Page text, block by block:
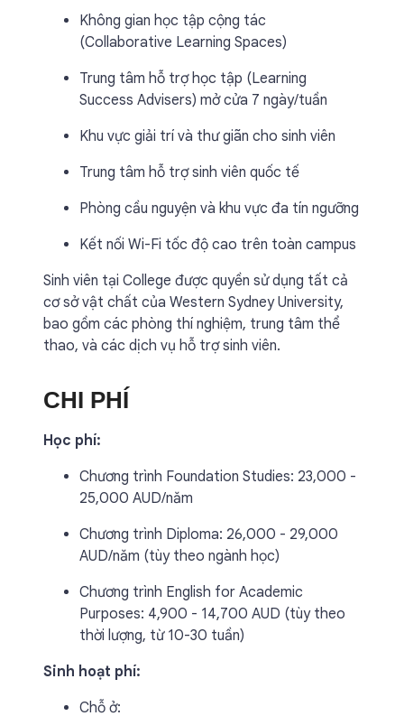
Không gian học tập cộng tác
(Collaborative Learning Spaces)
Trung tâm hỗ trợ học tập (Learning
Success Advisers) mở cửa 7 ngày/tuần
Khu vực giải trí và thư giãn cho sinh viên
Trung tâm hỗ trợ sinh viên quốc tế
Phòng cầu nguyện và khu vực đa tín ngưỡng
Kết nối Wi-Fi tốc độ cao trên toàn campus
Sinh viên tại College được quyền sử dụng tất cả
cơ sở vật chất của Western Sydney University,
bao gồm các phòng thí nghiệm, trung tâm thể
thao, và các dịch vụ hỗ trợ sinh viên.
CHI PHÍ
Học phí:
Chương trình Foundation Studies: 23,000 -
25,000 AUD/năm
Chương trình Diploma: 26,000 - 29,000
AUD/năm (tùy theo ngành học)
Chương trình English for Academic
Purposes: 4,900 - 14,700 AUD (tùy theo
thời lượng, từ 10-30 tuần)
Sinh hoạt phí:
Chỗ ở: